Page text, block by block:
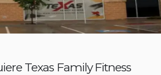
Texas Family Fitness